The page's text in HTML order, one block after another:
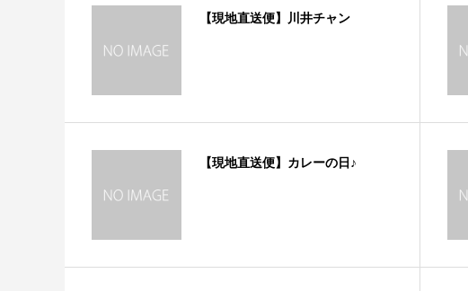
【現地直送便】川井チャン
【現地直送便】カレーの日♪